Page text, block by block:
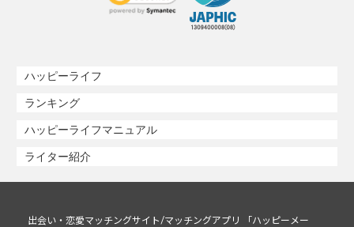
ハッピーライフ
ランキング
ハッピーライフマニュアル
ライター紹介
出会い・恋愛マッチングサイト/マッチングアプリ 「ハッピーメー